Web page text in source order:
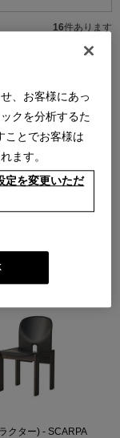
16件あります
RIGHT（オーク
ット＜配送地域限定
ライトブックシェルフ
クター) - SCARPA
、お客様にあっ
クを分析するた
ことでお客様は
ます。
定を変更いただ